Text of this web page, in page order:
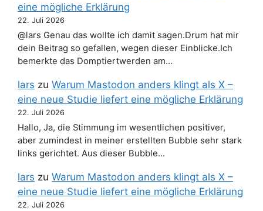
eine mögliche Erklärung
22. Juli 2026
@lars Genau das wollte ich damit sagen.Drum hat mir
dein Beitrag so gefallen, wegen dieser Einblicke.Ich
bemerkte das Domptiertwerden am…
lars zu Warum Mastodon anders klingt als X –
eine neue Studie liefert eine mögliche Erklärung
22. Juli 2026
Hallo, Ja, die Stimmung im wesentlichen positiver,
aber zumindest in meiner erstellten Bubble sehr stark
links gerichtet. Aus dieser Bubble…
lars zu Warum Mastodon anders klingt als X –
eine neue Studie liefert eine mögliche Erklärung
22. Juli 2026